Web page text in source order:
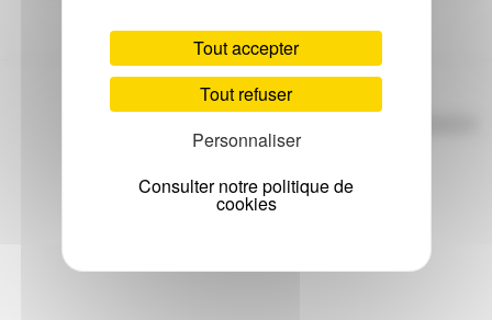
Tout accepter
Tout refuser
Personnaliser
Consulter notre politique de
cookies